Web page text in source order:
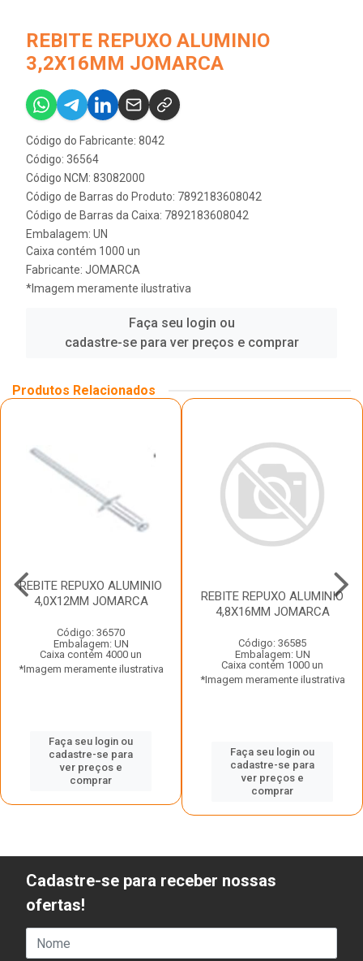
REBITE REPUXO ALUMINIO
3,2X16MM JOMARCA
Código do Fabricante: 8042
Código: 36564
Código NCM: 83082000
Código de Barras do Produto: 7892183608042
Código de Barras da Caixa: 7892183608042
Embalagem: UN
Caixa contém 1000 un
Fabricante: JOMARCA
*Imagem meramente ilustrativa
Faça seu login ou
cadastre-se para ver preços e comprar
Produtos Relacionados
REBITE REPUXO ALUMINIO
4,0X12MM JOMARCA
Código: 36570
Embalagem: UN
Caixa contém 4000 un
*Imagem meramente ilustrativa
Faça seu login ou
cadastre-se para
ver preços e
comprar
REBITE REPUXO ALUMINIO
4,8X16MM JOMARCA
Código: 36585
Embalagem: UN
Caixa contém 1000 un
*Imagem meramente ilustrativa
Faça seu login ou
cadastre-se para
ver preços e
comprar
Cadastre-se para receber nossas
ofertas!